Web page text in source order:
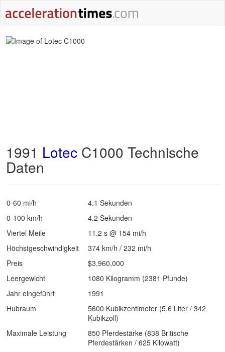
1991 Lotec C1000 Technische
Daten
0-60 mi/h
4.1 Sekunden
0-100 km/h
4.2 Sekunden
Viertel Meile
11.2 s @ 154 mi/h
Höchstgeschwindigkeit
374 km/h / 232 mi/h
Preis
$3,960,000
Leergewicht
1080 Kilogramm (2381 Pfunde)
Jahr eingeführt
1991
Hubraum
5600 Kubikzentimeter (5.6 Liter / 342
Kubikzoll)
Maximale Leistung
850 Pferdestärke (838 Britische
Pferdestärken / 625 Kilowatt)